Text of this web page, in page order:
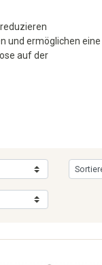
und ermöglichen eine
auf der